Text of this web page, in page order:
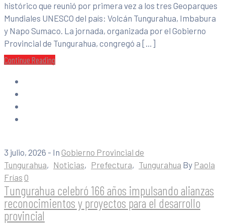
histórico que reunió por primera vez a los tres Geoparques
Mundiales UNESCO del país: Volcán Tungurahua, Imbabura
y Napo Sumaco. La jornada, organizada por el Gobierno
Provincial de Tungurahua, congregó a […]
Continue Reading
3 julio, 2026 - In Gobierno Provincial de
Tungurahua‚ Noticias‚ Prefectura‚ Tungurahua By Paola
Frías 0
Tungurahua celebró 166 años impulsando alianzas
reconocimientos y proyectos para el desarrollo
provincial